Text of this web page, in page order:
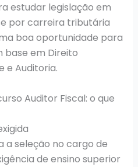
estudar legislação em
por carreira tributária
boa oportunidade para
base em Direito
e Auditoria.
Auditor Fiscal: o que
seleção no cargo de
de ensino superior